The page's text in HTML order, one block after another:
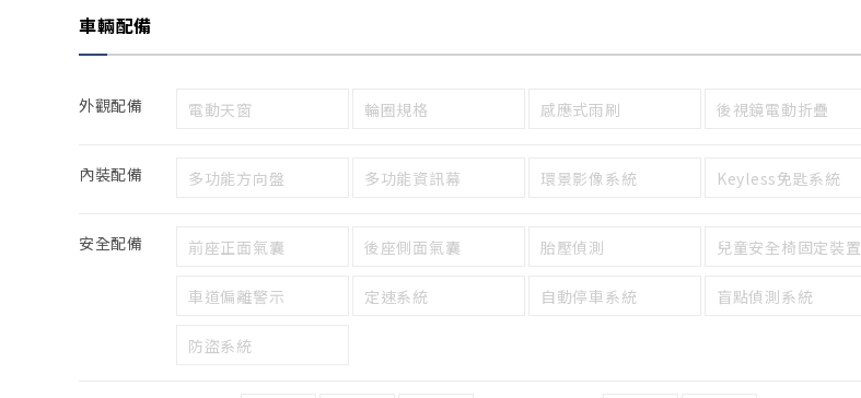
車輛配備
外觀配備 電動天窗 輪圈規格 感應式雨刷 後視鏡電動折疊
內裝配備 多功能方向盤 多功能資訊幕 環景影像系統 Keyless免匙系統
安全配備 前座正面氣囊 後座側面氣囊 胎壓偵測 兒童安全椅固定裝置
車道偏離警示 定速系統 自動停車系統 盲點偵測系統
防盜系統